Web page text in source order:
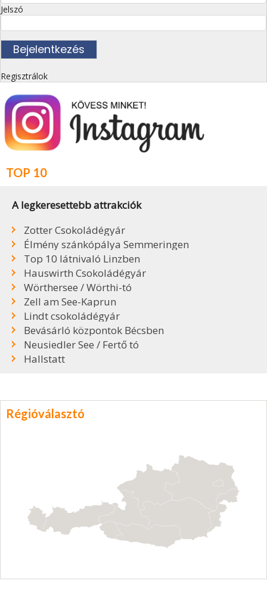
Jelszó
Regisztrálok
TOP 10
A legkeresettebb attrakciók
Zotter Csokoládégyár
Élmény szánkópálya Semmeringen
Top 10 látnivaló Linzben
Hauswirth Csokoládégyár
Wörthersee / Wörthi-tó
Zell am See-Kaprun
Lindt csokoládégyár
Bevásárló központok Bécsben
Neusiedler See / Fertő tó
Hallstatt
Régióválasztó